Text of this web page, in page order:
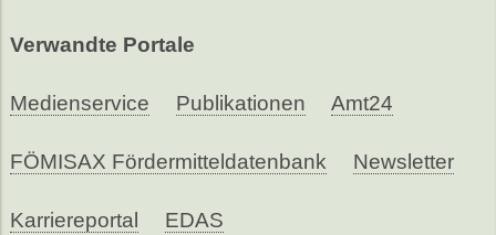
Verwandte Portale
Medienservice Publikationen Amt24
FÖMISAX Fördermitteldatenbank Newsletter
Karriereportal EDAS